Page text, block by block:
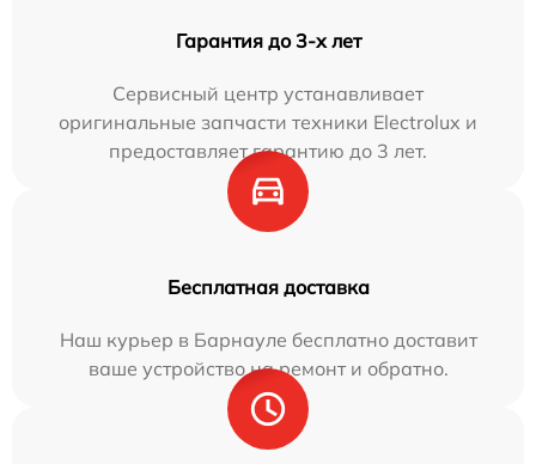
Гарантия до 3-х лет
Сервисный центр устанавливает
оригинальные запчасти техники Electrolux и
предоставляет гарантию до 3 лет.
Бесплатная доставка
Наш курьер в Барнауле бесплатно доставит
ваше устройство на ремонт и обратно.